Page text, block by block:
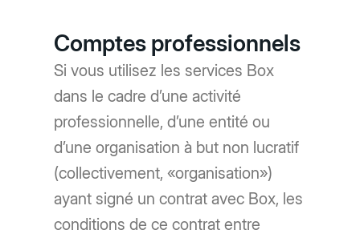
Comptes professionnels
Si vous utilisez les services Box
dans le cadre d’une activité
professionnelle, d’une entité ou
d’une organisation à but non lucratif
(collectivement, «organisation»)
ayant signé un contrat avec Box, les
conditions de ce contrat entre